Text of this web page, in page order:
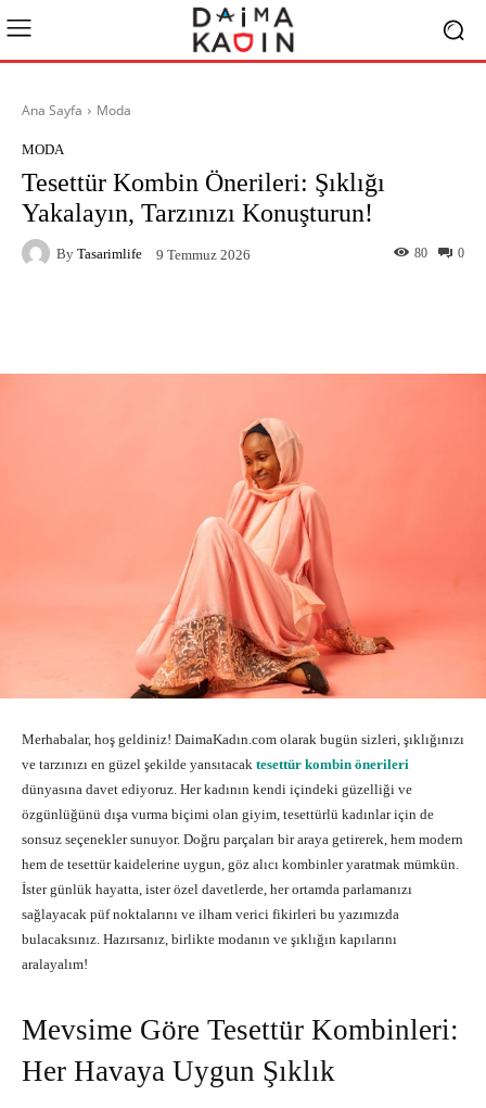
Ana Sayfa Moda
MODA
Tesettür Kombin Önerileri: Şıklığı
Yakalayın, Tarzınızı Konuşturun!
By Tasarimlife 9 Temmuz 2026 0
80
Merhabalar, hoş geldiniz! DaimaKadın.com olarak bugün sizleri, şıklığınızı
ve tarzınızı en güzel şekilde yansıtacak tesettür kombin önerileri
dünyasına davet ediyoruz. Her kadının kendi içindeki güzelliği ve
özgünlüğünü dışa vurma biçimi olan giyim, tesettürlü kadınlar için de
sonsuz seçenekler sunuyor. Doğru parçaları bir araya getirerek, hem modern
hem de tesettür kaidelerine uygun, göz alıcı kombinler yaratmak mümkün.
İster günlük hayatta, ister özel davetlerde, her ortamda parlamanızı
sağlayacak püf noktalarını ve ilham verici fikirleri bu yazımızda
bulacaksınız. Hazırsanız, birlikte modanın ve şıklığın kapılarını
aralayalım!
Mevsime Göre Tesettür Kombinleri:
Her Havaya Uygun Şıklık